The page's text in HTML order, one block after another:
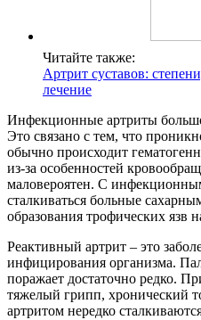
Читайте также:
Артрит суставов:
лечение
Инфекционные артриты
Это связано с тем, что
обычно происходит
из-за особенностей
маловероятен. С
сталкиваться больные
образования трофических язв
Реактивный артрит – это
инфицирования организма.
поражает достаточно редко.
тяжелый грипп, хронический
артритом нередко